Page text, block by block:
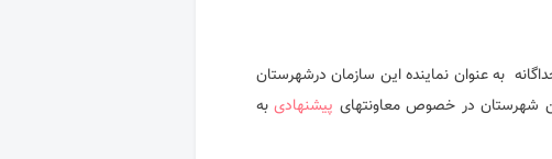
به عنوان نماینده این سازمان درشهرستان
شهرستان در خصوص معاونتهای پیشنهادیبه